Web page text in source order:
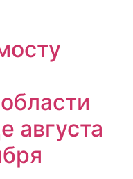
августа